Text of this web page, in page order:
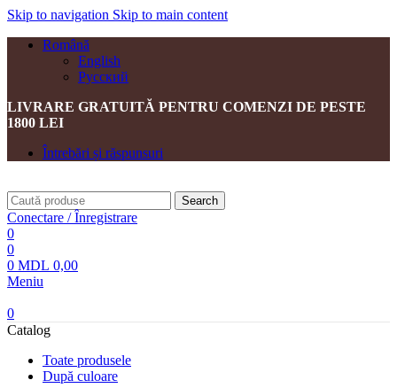
Skip to navigation Skip to main content
Română
English
Русский
LIVRARE GRATUITĂ PENTRU COMENZI DE PESTE
1800 LEI
Întrebări și răspunsuri
Search
Conectare / Înregistrare
0
0
0 MDL 0,00
Meniu
0
Catalog
Toate produsele
După culoare